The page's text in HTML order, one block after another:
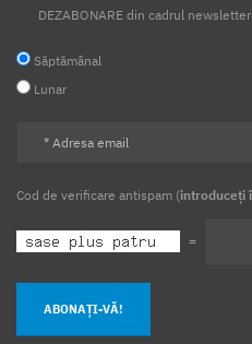
DEZABONARE din cadrul
Săptămânal
Lunar
Cod de verificare antispam (introduceți
=
ABONAȚI-VĂ!